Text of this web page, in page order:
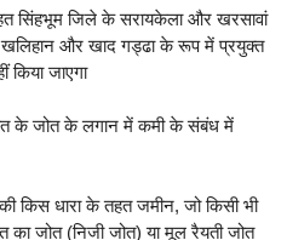
सिंहभूम जिले के सरायकेला और खरसावां
खलिहान और खाद गड्ढा के रूप में प्रयुक्त
किया जाएगा
के जोत के लगान में कमी के संबंध में
किस धारा के तहत जमीन, जो किसी भी
का जोत (निजी जोत) या मूल रैयती जोत